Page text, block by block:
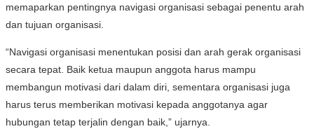
memaparkan pentingnya navigasi organisasi sebagai penentu arah
dan tujuan organisasi.
“Navigasi organisasi menentukan posisi dan arah gerak organisasi
secara tepat. Baik ketua maupun anggota harus mampu
membangun motivasi dari dalam diri, sementara organisasi juga
harus terus memberikan motivasi kepada anggotanya agar
hubungan tetap terjalin dengan baik,” ujarnya.